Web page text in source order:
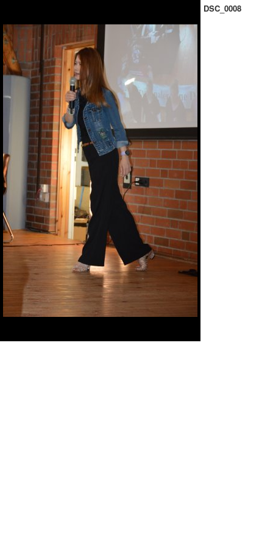
DSC_0008